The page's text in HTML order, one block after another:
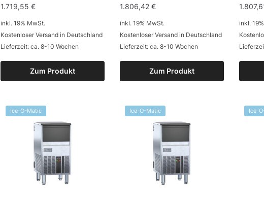
1.719,55 €
Zum Produkt
inkl. 19% MwSt.
Kostenloser Versand in Deutschland
Lieferzeit: ca. 8-10 Wochen
1.806,42€
Zum Produkt
inkl. 19% MwSt.
Kostenloser Versand in Deutschland
Lieferzeit: ca. 8-10 Wochen
inkl.
Ice-O-Matic Ice-O-Matic Ice-